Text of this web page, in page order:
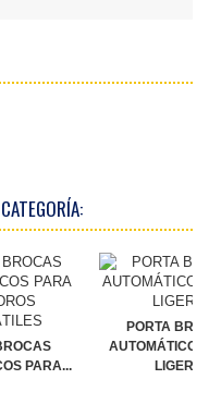
PARA...
PORTA
AUTOMÁTICOS
LIGERA